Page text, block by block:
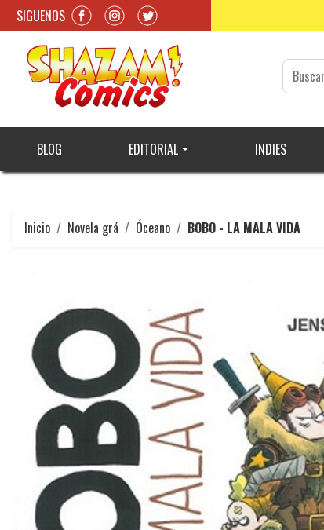
SIGUENOS
BLOG EDITORIAL INDIES
Inicio Novela grá Óceano BOBO - LA MALA VIDA